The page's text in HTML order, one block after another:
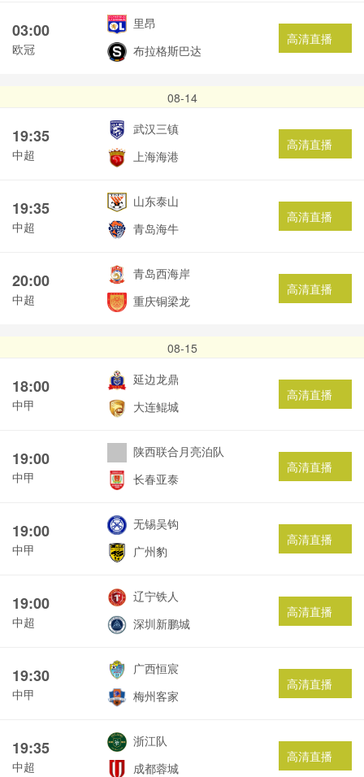
03:00
欧冠
里昂
布拉格斯巴达
高清直播
08-14
19:35
中超
武汉三镇
上海海港
高清直播
19:35
中超
山东泰山
青岛海牛
高清直播
20:00
中超
青岛西海岸
重庆铜梁龙
高清直播
08-15
18:00
中甲
延边龙鼎
大连鲲城
高清直播
19:00
中甲
陕西联合月亮泊队
长春亚泰
高清直播
19:00
中甲
无锡吴钩
广州豹
高清直播
19:00
中超
辽宁铁人
深圳新鹏城
高清直播
19:30
中甲
广西恒宸
梅州客家
高清直播
19:35
中超
浙江队
成都蓉城
高清直播